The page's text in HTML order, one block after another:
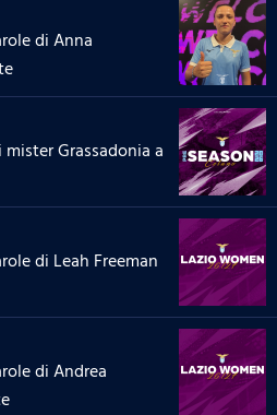
di Anna
Grassadonia a
di Leah Freeman
di Andrea